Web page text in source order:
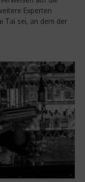
Experten
Tai sei, an dem der